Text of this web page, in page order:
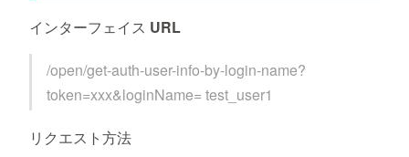
インターフェイス URL
/open/get-auth-user-info-by-login-name?
token=xxx&loginName= test_user1
リクエスト方法